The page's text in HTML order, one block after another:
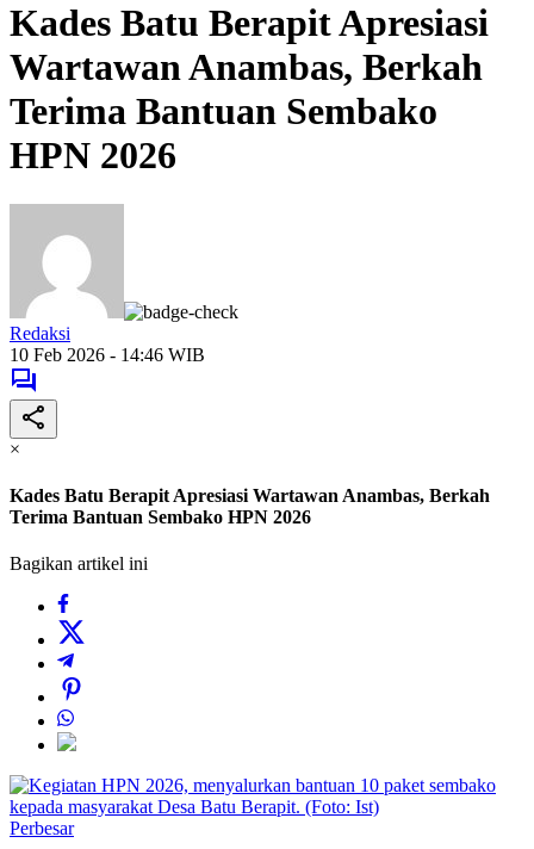
Kades Batu Berapit Apresiasi
Wartawan Anambas, Berkah
Terima Bantuan Sembako
HPN 2026
Redaksi
10 Feb 2026 - 14:46 WIB
×
Kades Batu Berapit Apresiasi Wartawan Anambas, Berkah
Terima Bantuan Sembako HPN 2026
Bagikan artikel ini
Perbesar